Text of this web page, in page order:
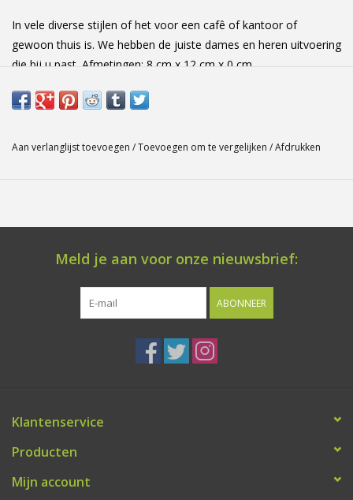
In vele diverse stijlen of het voor een cafê of kantoor of
gewoon thuis is. We hebben de juiste dames en heren uitvoering
die bij u past. Afmetingen: 8 cm x 12 cm x 0 cm
Aan verlanglijst toevoegen /Toevoegen om te vergelijken /Afdrukken
Meld je aan voor onze nieuwsbrief:
ABONNEER
Klantenservice
Producten
Mijn account